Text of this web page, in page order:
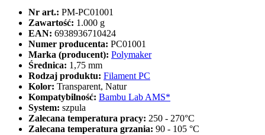
Nr art.: PM-PC01001
Zawartość: 1.000 g
EAN: 6938936710424
Numer producenta: PC01001
Marka (producent): Polymaker
Średnica: 1,75 mm
Rodzaj produktu: Filament PC
Kolor: Transparent, Natur
Kompatybilność: Bambu Lab AMS*
System: szpula
Zalecana temperatura pracy: 250 - 270°C
Zalecana temperatura grzania: 90 - 105 °C